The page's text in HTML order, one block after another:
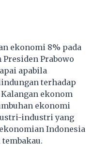
ekonomi 8% pada
Prabowo
apabila
terhadap
ekonom
ekonomi
industri yang
Indonesia